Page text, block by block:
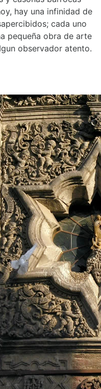
hay una infinidad de
cada uno
pequeña obra de arte
observador atento.